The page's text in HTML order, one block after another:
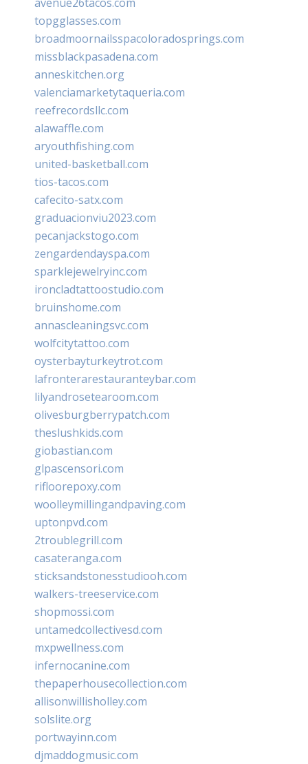
topgglasses.com
broadmoornailsspacoloradosprings.com
missblackpasadena.com
anneskitchen.org
valenciamarketytaqueria.com
reefrecordsllc.com
alawaffle.com
aryouthfishing.com
united-basketball.com
tios-tacos.com
cafecito-satx.com
graduacionviu2023.com
pecanjackstogo.com
zengardendayspa.com
sparklejewelryinc.com
ironcladtattoostudio.com
bruinshome.com
annascleaningsvc.com
wolfcitytattoo.com
oysterbayturkeytrot.com
lafronterarestauranteybar.com
lilyandrosetearoom.com
olivesburgberrypatch.com
theslushkids.com
giobastian.com
glpascensori.com
rifloorepoxy.com
woolleymillingandpaving.com
uptonpvd.com
2troublegrill.com
casateranga.com
sticksandstonesstudiooh.com
walkers-treeservice.com
shopmossi.com
untamedcollectivesd.com
mxpwellness.com
infernocanine.com
thepaperhousecollection.com
allisonwillisholley.com
solslite.org
portwayinn.com
djmaddogmusic.com